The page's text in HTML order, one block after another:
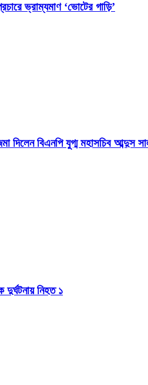
ভ্রাম্যমাণ ‘ভোটের গাড়ি’
দিলেন বিএনপি যুগ্ম মহাসচিব আব্দুস
দুর্ঘটনায় নিহত ১